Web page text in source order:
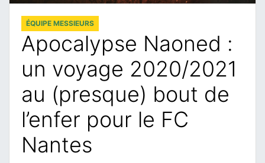
ÉQUIPE MESSIEURS
Apocalypse Naoned :
un voyage 2020/2021
au (presque) bout de
l’enfer pour le FC
Nantes